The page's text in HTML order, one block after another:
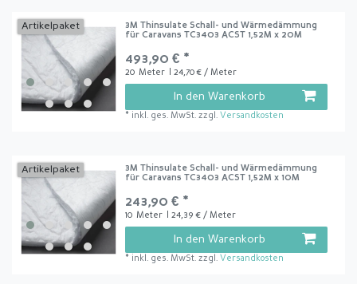
Artikelpaket
3M Thinsulate Schall- und Wärmedämmung
für Caravans TC3403 ACST 1,52M x 20M
493,90 € *
20 Meter | 24,70 € / Meter
In den Warenkorb
* inkl. ges. MwSt. zzgl. Versandkosten
Artikelpaket
3M Thinsulate Schall- und Wärmedämmung
für Caravans TC3403 ACST 1,52M x 10M
243,90 € *
10 Meter | 24,39 € / Meter
In den Warenkorb
* inkl. ges. MwSt. zzgl. Versandkosten